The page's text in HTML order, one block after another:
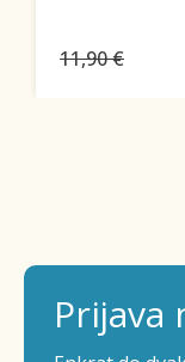
11,90 €
Prijava